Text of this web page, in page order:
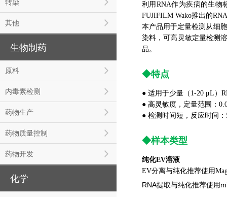
转染
其他
生物制药
原料
内毒素检测
药物生产
药物质量控制
药物开发
化学
利用RNA作为疾病的生物
FUJIFILM Wako推出的
本产品用于定量检测从细
染料，可高灵敏定量检测
品。
◆特点
● 适用于少量（1-20 μL）
● 高灵敏度，定量范围：
● 检测时间短，反应时间
◆样本类型
纯化EV溶液
EV分离与纯化推荐使用
RNA提取与纯化推荐使用